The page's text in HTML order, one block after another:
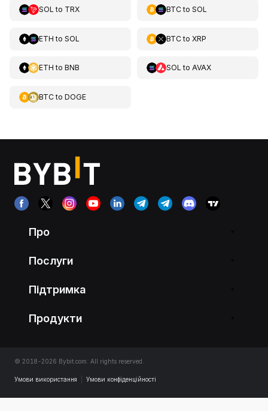
SOL to TRX BTCto SOL
ETH to SOL BTCto XRP
ETH to BNB SOL to AVAX
BTCto DOGE
Про
Послуги
Підтримка
Продукти
© 2018-2026 Bybit.com. All rights reserved.
Умови використання Умови конфіденційності